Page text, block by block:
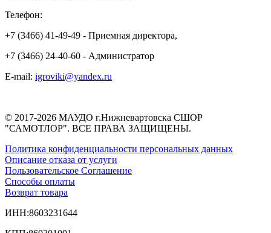
Телефон:
+7 (3466) 41-49-49 - Приемная директора,
+7 (3466) 24-40-60 - Администратор
E-mail: igroviki@yandex.ru
© 2017-2026 МАУДО г.Нижневартовска СШОР
"САМОТЛОР". ВСЕ ПРАВА ЗАЩИЩЕНЫ.
Политика конфиденциальности персональных данных
Описание отказа от услуги
Пользовательское Соглашение
Способы оплаты
Возврат товара
ИНН:8603231644